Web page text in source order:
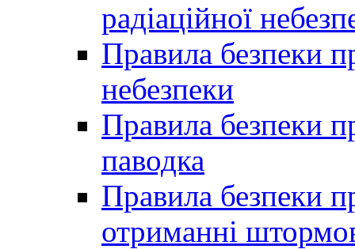
радіаційної
Правила безпеки
небезпеки
Правила безпеки
паводка
Правила безпеки
отриманні